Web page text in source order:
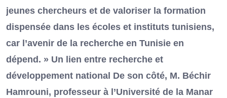
jeunes chercheurs et de valoriser la formation
dispensée dans les écoles et instituts tunisiens,
car l’avenir de la recherche en Tunisie en
dépend. » Un lien entre recherche et
développement national De son côté, M. Béchir
Hamrouni, professeur à l’Université de la Manar